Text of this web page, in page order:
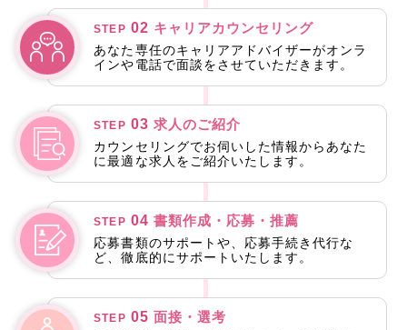
STEP 02 キャリアカウンセリング
あなた専任のキャリアアドバイザーがオンラ
インや電話で面談をさせていただきます。
STEP 03 求人のご紹介
カウンセリングでお伺いした情報からあなた
に最適な求人をご紹介いたします。
STEP 04 書類作成・応募・推薦
応募書類のサポートや、応募手続き代行な
ど、徹底的にサポートいたします。
STEP 05 面接・選考